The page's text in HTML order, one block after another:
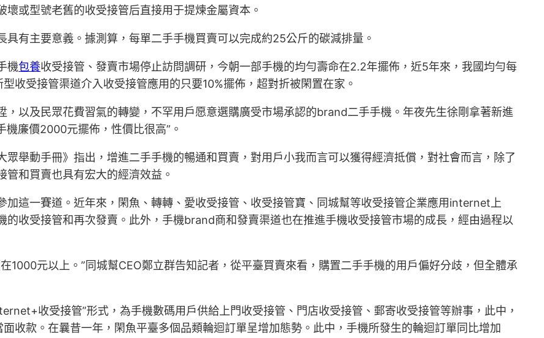
或型號老舊的收受接管后直接用于提煉金屬資本。
有主要意義。據測算，每單二手手機買賣可以完成約25公斤的碳減排量。
機包養收受接管、發賣市場停止訪問調研，今朝一部手機的均勻壽命在2.2年擺佈，近5年來，我國均勻每
收受接管渠道介入收受接管應用的只要10%擺佈，超對折被閑置在家。
以及民眾花費習氣的轉變，不罕用戶愿意選購廣受市場承認的brand二手手機。年夜先生徐剛拿著新進
廉價2000元擺佈，性價比很高”。
舉動手冊》指出，增進二手手機的暢通和買賣，對用戶小我而言可以獲得經濟抵償，對社會而言，除了
和買賣也具有宏大的經濟效益。
這一賽道。近年來，閑魚、轉轉、愛收受接管、收受接管寶、同城幫等收受接管企業應用internet上
收受接管和再次發賣。此外，手機brand商和發賣渠道也在推進手機收受接管市場的成長，經由過程以
1000元以上。”同城幫CEO鄭立群告知記者，從平臺買賣來看，購置二手手機的用戶偏好分歧，但全體承
收受接管”形式，為手機數碼用戶供給上門收受接管、門店收受接管、郵寄收受接管等辦事，此中，
收款。在曩昔一年，閑魚平臺多個品類輪迴訂單呈增加態勢。此中，手機所發生的輪迴訂單同比增加